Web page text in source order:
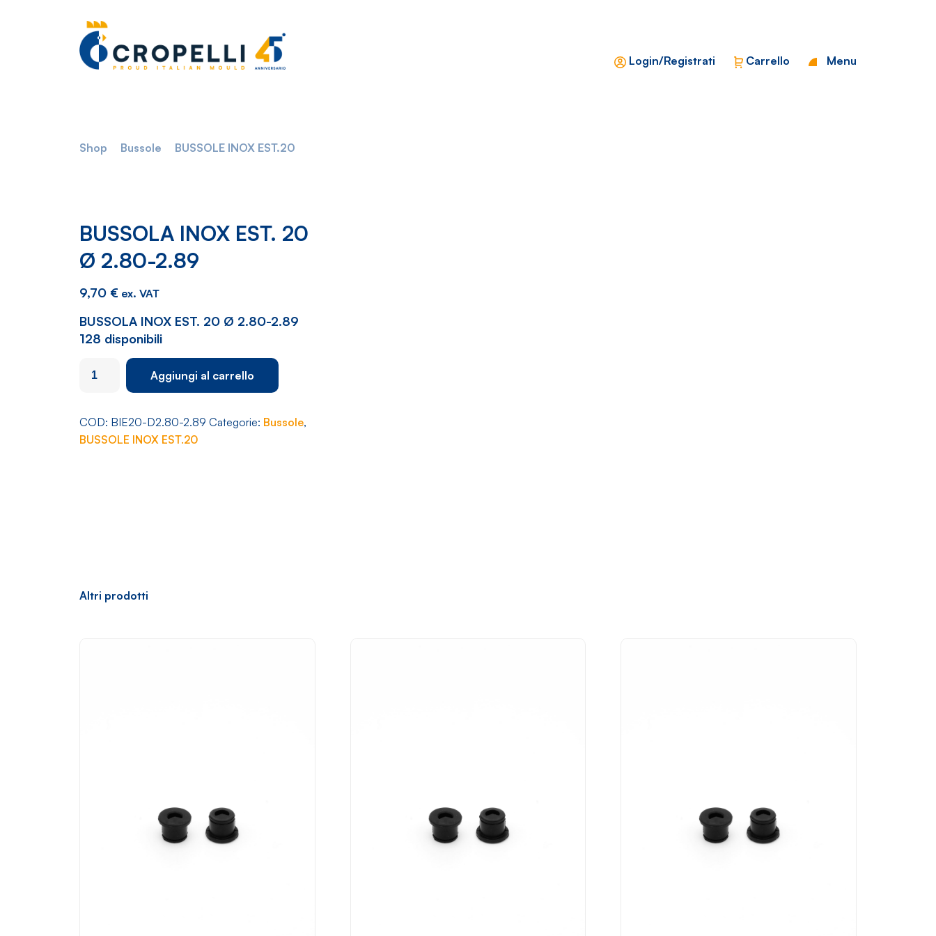
Login/Registrati Carrello Menu
Shop Bussole BUSSOLE INOX EST.20
BUSSOLA INOX EST. 20
Ø 2.80-2.89
9,70 € ex. VAT
BUSSOLA INOX EST. 20 Ø 2.80-2.89
128 disponibili
BUSSOLA
INOX
20
Ø
Aggiungi al carrello
COD: BIE20-D2.80-2.89 Categorie: Bussole,
BUSSOLE INOX EST.20
Altri prodotti